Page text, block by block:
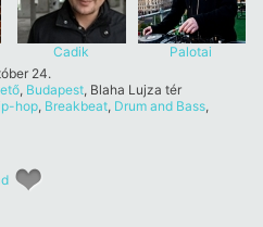
Cadik
Palotai
24.
, Budapest, Blaha Lujza tér
hop, Breakbeat, Drum and Bass,